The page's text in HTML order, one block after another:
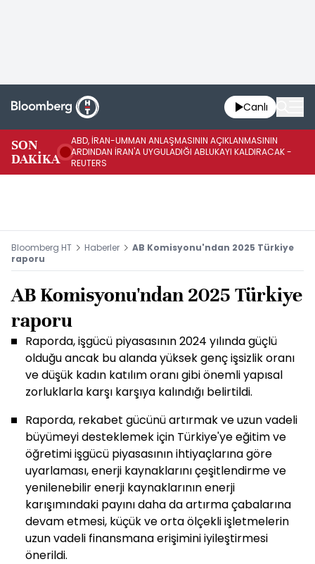
Canlı
SON
DAKİKA
ABD, İRAN-UMMAN ANLAŞMASININ AÇIKLANMASININ
ARDINDAN İRAN'A UYGULADIĞI ABLUKAYI KALDIRACAK -
REUTERS
Bloomberg HT Haberler
AB Komisyonu'ndan 2025 Türkiye
raporu
AB Komisyonu'ndan 2025 Türkiye
raporu
Raporda, işgücü piyasasının 2024 yılında güçlü
olduğu ancak bu alanda yüksek genç işsizlik oranı
ve düşük kadın katılım oranı gibi önemli yapısal
zorluklarla karşı karşıya kalındığı belirtildi.
Raporda, rekabet gücünü artırmak ve uzun vadeli
büyümeyi desteklemek için Türkiye'ye eğitim ve
öğretimi işgücü piyasasının ihtiyaçlarına göre
uyarlaması, enerji kaynaklarını çeşitlendirme ve
yenilenebilir enerji kaynaklarının enerji
karışımındaki payını daha da artırma çabalarına
devam etmesi, küçük ve orta ölçekli işletmelerin
uzun vadeli finansmana erişimini iyileştirmesi
önerildi.